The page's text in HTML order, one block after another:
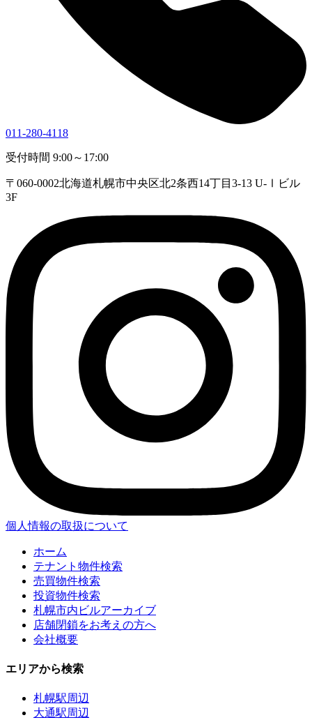
011-280-4118
受付時間 9:00～17:00
〒060-0002北海道札幌市中央区北2条西14丁目3-13 U-Ⅰビル
3F
個人情報の取扱について
ホーム
テナント物件検索
売買物件検索
投資物件検索
札幌市内ビルアーカイブ
店舗閉鎖をお考えの方へ
会社概要
エリアから検索
札幌駅周辺
大通駅周辺